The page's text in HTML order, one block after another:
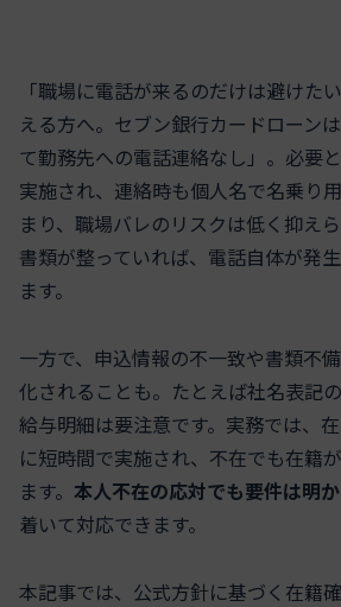
「職場に電話が来るのだけは避け
える方へ。セブン銀行カードローン
て勤務先への電話連絡なし」。必要
実施され、連絡時も個人名で名乗り
まり、職場バレのリスクは低く抑え
書類が整っていれば、電話自体が発
ます。
一方で、申込情報の不一致や書類不
化されることも。たとえば社名表記
給与明細は要注意です。実務では、
に短時間で実施され、不在でも在籍
ます。 本人不在の応対でも要件は明
着いて対応できます。
本記事では、公式方針に基づく在籍